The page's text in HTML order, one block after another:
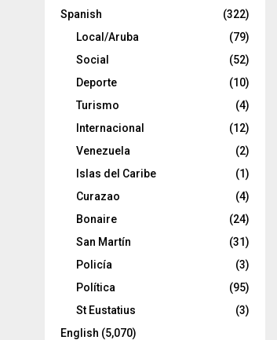
Spanish
(322)
Local/Aruba
(79)
Social
(52)
Deporte
(10)
Turismo
(4)
Internacional
(12)
Venezuela
(2)
Islas del Caribe
(1)
Curazao
(4)
Bonaire
(24)
San Martín
(31)
Policía
(3)
Política
(95)
St Eustatius
(3)
English (5,070)